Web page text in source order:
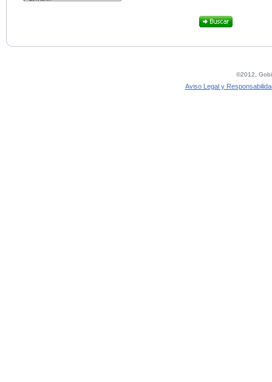
©2012,
Aviso Legal y